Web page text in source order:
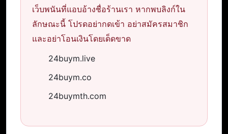
เว็บพนันที่แอบอ้างชื่อร้านเรา หากพบลิงก์ใน
ลักษณะนี้ โปรดอย่ากดเข้า อย่าสมัครสมาชิก
และอย่าโอนเงินโดยเด็ดขาด
24buym.live
24buym.co
24buymth.com